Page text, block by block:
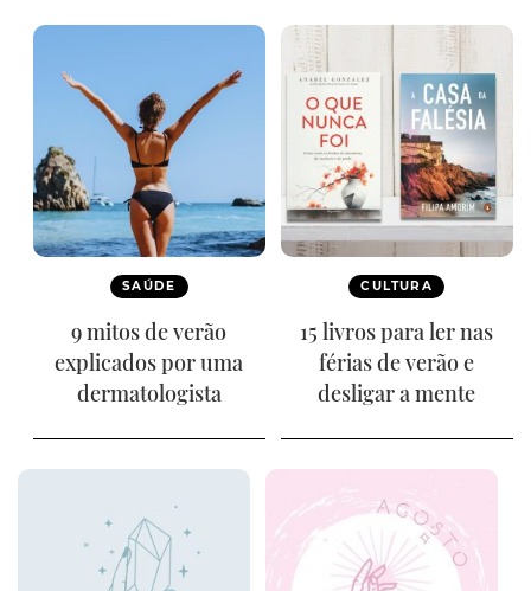
SAÚDE
9 mitos de verão
explicados por uma
dermatologista
CULTURA
15 livros para ler nas
férias de verão e
desligar a mente